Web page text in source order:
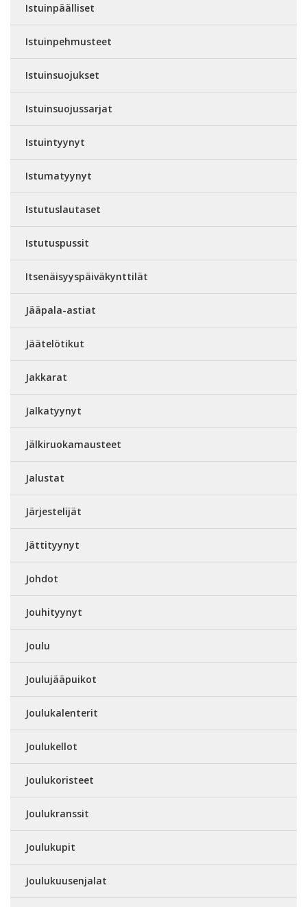
Istuinpäälliset
Istuinpehmusteet
Istuinsuojukset
Istuinsuojussarjat
Istuintyynyt
Istumatyynyt
Istutuslautaset
Istutuspussit
Itsenäisyyspäiväkynttilät
Jääpala-astiat
Jäätelötikut
Jakkarat
Jalkatyynyt
Jälkiruokamausteet
Jalustat
Järjestelijät
Jättityynyt
Johdot
Jouhityynyt
Joulu
Joulujääpuikot
Joulukalenterit
Joulukellot
Joulukoristeet
Joulukranssit
Joulukupit
Joulukuusenjalat